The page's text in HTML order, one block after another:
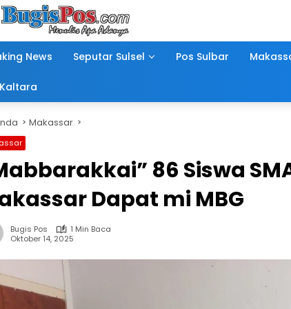
News Seputar Sulsel Pos Sulbar
Makassar
86 Siswa
Dapat mi MBG
Bugis Pos
1 Min Baca
Oktober 14, 2025